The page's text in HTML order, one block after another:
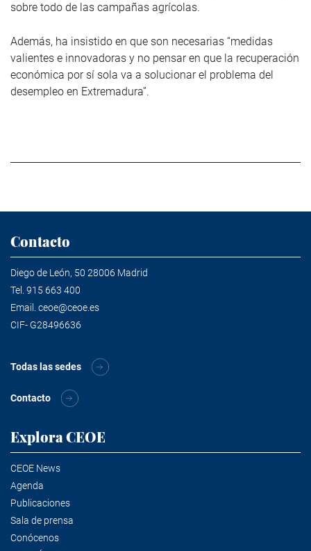
sobre todo de las campañas agrícolas.
Además, ha insistido en que son necesarias “medidas
valientes e innovadoras y no pensar en que la recuperación
económica por sí sola va a solucionar el problema del
desempleo en Extremadura”.
Contacto
Diego de León, 50 28006 Madrid
Tel. 915 663 400
Email. ceoe@ceoe.es
CIF- G28496636
Todas las sedes
Contacto
Explora CEOE
CEOE News
Agenda
Publicaciones
Sala de prensa
Conócenos